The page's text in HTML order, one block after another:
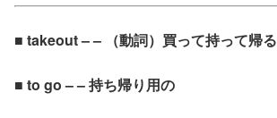
■ takeout – – （動詞）買って持って帰る
■ to go – – 持ち帰り用の